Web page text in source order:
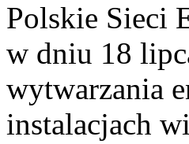
Polskie Sieci
w dniu 18
wytwarzania
instalacjach